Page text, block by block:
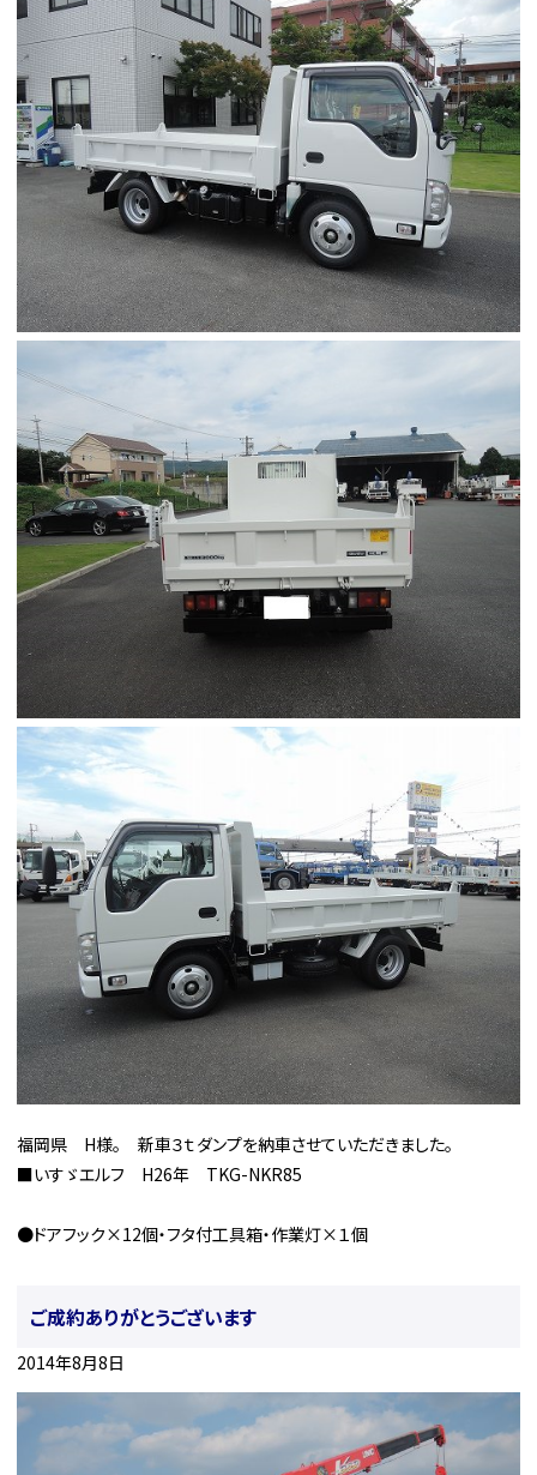
福岡県 H様。 新車３ｔダンプを納車させていただきました。
■いすゞエルフ H26年 TKG-NKR85
●ドアフック×12個・フタ付工具箱・作業灯×１個
ご成約ありがとうございます
2014年8月8日